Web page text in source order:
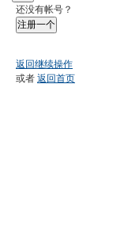
还没有帐号？
注册一个
返回继续操作
或者 返回首页